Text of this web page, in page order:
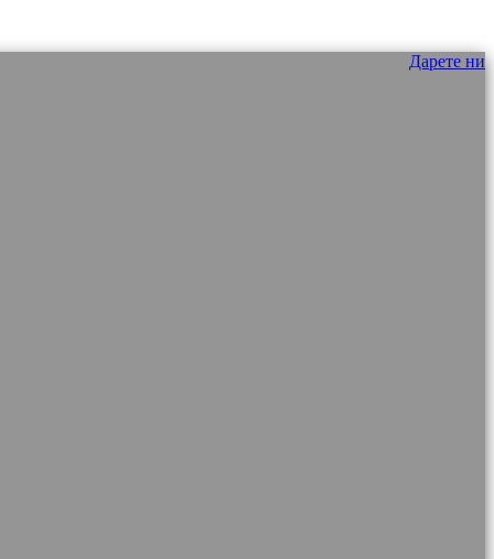
Дарете ни